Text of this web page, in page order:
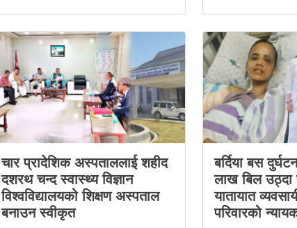
चार प्रादेशिक अस्पताललाई शहीद
दशरथ चन्द स्वास्थ्य विज्ञान
विश्वविद्यालयको शिक्षण अस्पताल
बनाउन स्वीकृत
बर्दिया बस
लाख बिल उठ्दा
यातायात
परिवारको